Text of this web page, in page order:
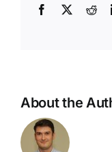
Facebook
X
About the